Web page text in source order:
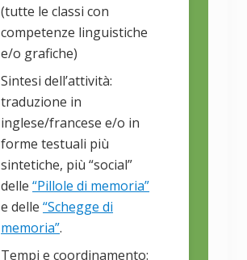
(tutte le classi con
competenze linguistiche
e/o grafiche)
Sintesi dell’attività:
traduzione in
inglese/francese e/o in
forme testuali più
sintetiche, più “social”
delle“Pillole di memoria”
e delle“Schegge di
memoria”.
Tempi e coordinamento: